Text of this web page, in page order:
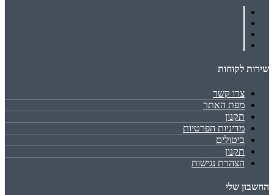
שירות לקוחות
צרו קשר
מפת האתר
תקנון
מדיניות הפרטיות
ביטולים
תקנון
הצהרת נגישות
החשבון שלי